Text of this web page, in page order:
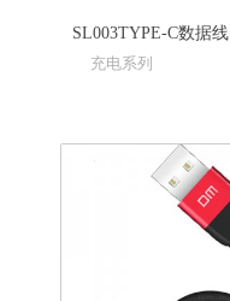
SL003TYPE-C数据线
充电系列